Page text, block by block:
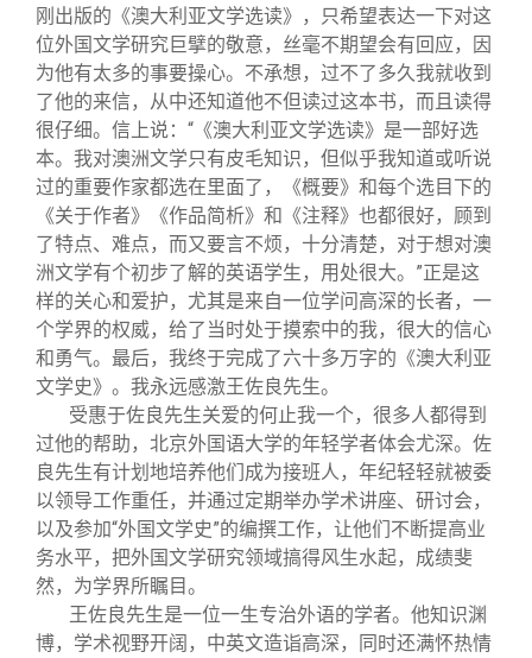
刚出版的《澳大利亚文学选读》，只希望表达一下对这
位外国文学研究巨擘的敬意，丝毫不期望会有回应，因
为他有太多的事要操心。不承想，过不了多久我就收到
了他的来信，从中还知道他不但读过这本书，而且读得
很仔细。信上说：“《澳大利亚文学选读》是一部好选
本。我对澳洲文学只有皮毛知识，但似乎我知道或听说
过的重要作家都选在里面了，《概要》和每个选目下的
《关于作者》《作品简析》和《注释》也都很好，顾到
了特点、难点，而又要言不烦，十分清楚，对于想对澳
洲文学有个初步了解的英语学生，用处很大。”正是这
样的关心和爱护，尤其是来自一位学问高深的长者，一
个学界的权威，给了当时处于摸索中的我，很大的信心
和勇气。最后，我终于完成了六十多万字的《澳大利亚
文学史》。我永远感激王佐良先生。
受惠于佐良先生关爱的何止我一个，很多人都得到
过他的帮助，北京外国语大学的年轻学者体会尤深。佐
良先生有计划地培养他们成为接班人，年纪轻轻就被委
以领导工作重任，并通过定期举办学术讲座、研讨会，
以及参加“外国文学史”的编撰工作，让他们不断提高业
务水平，把外国文学研究领域搞得风生水起，成绩斐
然，为学界所瞩目。
王佐良先生是一位一生专治外语的学者。他知识渊
博，学术视野开阔，中英文造诣高深，同时还满怀热情